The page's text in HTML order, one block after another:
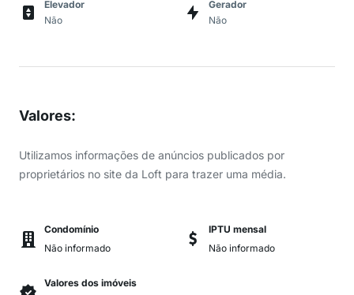
Elevador
Não
Gerador
Não
Valores:
Utilizamos informações de anúncios publicados por
proprietários no site da Loft para trazer uma média.
Condomínio
Não informado
IPTU mensal
Não informado
Valores dos imóveis